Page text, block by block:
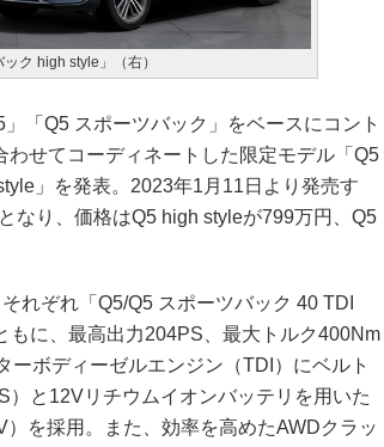
ク high style」（右）
「Q5 スポーツバック」をベースにコント
せてコーディネートした限定モデル「Q5
」を発表。2023年1月11日より発売す
なり、価格はQ5 high styleが799万円、Q5
れぞれ「Q5/Q5 スポーツバック 40 TDI
もに、最高出力204PS、最大トルク400Nm
ーボディーゼルエンジン（TDI）にベルト
と12Vリチウムイオンバッテリを用いた
を採用。また、効率を高めたAWDクラッ